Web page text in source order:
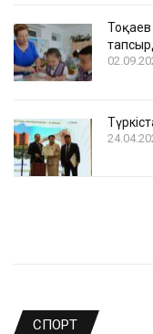
Тоқаев
СПОРТ